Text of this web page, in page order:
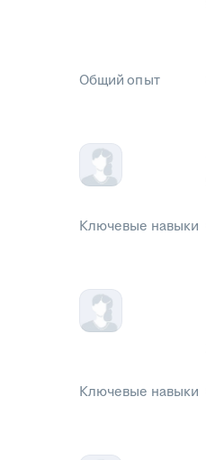
Общий опыт
Ключевые навыки
Ключевые навыки